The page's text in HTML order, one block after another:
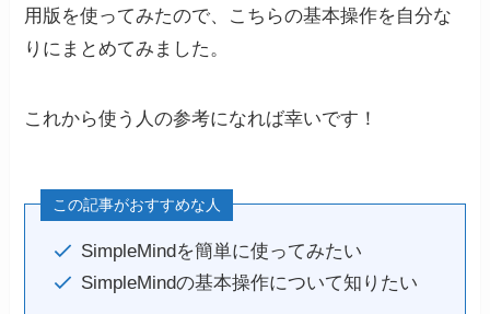
用版を使ってみたので、こちらの基本操作を自分な
りにまとめてみました。
これから使う人の参考になれば幸いです！
この記事がおすすめな人
SimpleMindを簡単に使ってみたい
SimpleMindの基本操作について知りたい